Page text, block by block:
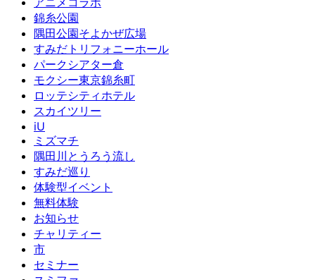
錦糸公園
隅田公園そよかぜ広場
すみだトリフォニーホール
パークシアター倉
モクシー東京錦糸町
ロッテシティホテル
スカイツリー
iU
ミズマチ
隅田川とうろう流し
すみだ巡り
体験型イベント
無料体験
お知らせ
チャリティー
市
セミナー